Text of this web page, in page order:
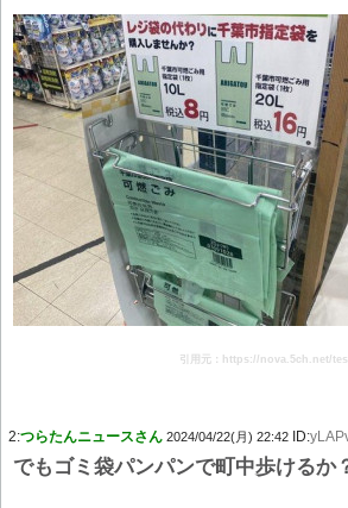
引用元：https://nova.5ch.net/
2:つらたんニュースさん 2024/04/22(月) 22:42 ID:
でもゴミ袋パンパンで町中歩けるか